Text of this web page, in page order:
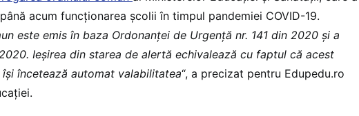
acum funcționarea școlii în timpul pandemiei COVID-19.
este emis în baza Ordonanței de Urgență nr. 141 din 2020 și a
Ieșirea din starea de alertă echivalează cu faptul că acest
încetează automat valabilitatea“, a precizat pentru Edupedu.ro